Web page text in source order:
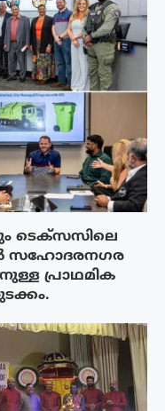
ടെക്‌സസിലെ
സഹോദരനഗര
പ്രാഥമിക